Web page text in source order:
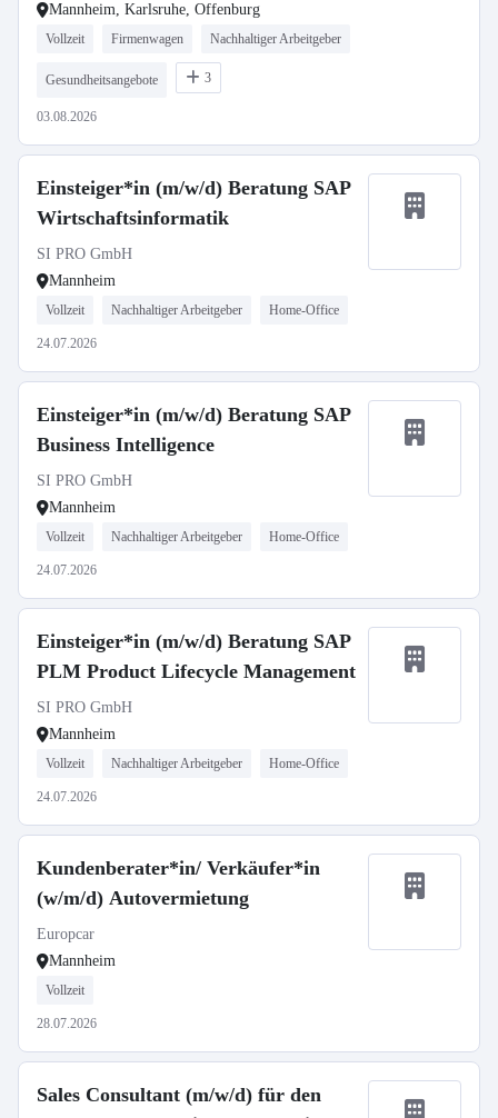
Mannheim, Karlsruhe, Offenburg
Vollzeit Firmenwagen Nachhaltiger Arbeitgeber
Gesundheitsangebote 3
03.08.2026
Einsteiger*in (m/w/d) Beratung SAP
Wirtschaftsinformatik
SI PRO GmbH
Mannheim
Vollzeit Nachhaltiger Arbeitgeber Home-Office
24.07.2026
Einsteiger*in (m/w/d) Beratung SAP
Business Intelligence
SI PRO GmbH
Mannheim
Vollzeit Nachhaltiger Arbeitgeber Home-Office
24.07.2026
Einsteiger*in (m/w/d) Beratung SAP
PLM Product Lifecycle Management
SI PRO GmbH
Mannheim
Vollzeit Nachhaltiger Arbeitgeber Home-Office
24.07.2026
Kundenberater*in/ Verkäufer*in
(w/m/d) Autovermietung
Europcar
Mannheim
Vollzeit
28.07.2026
Sales Consultant (m/w/d) für den